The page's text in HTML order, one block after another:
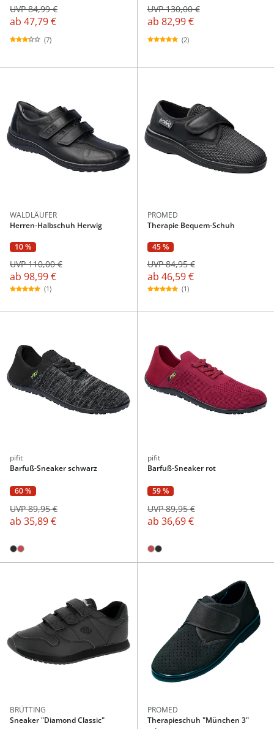
ab 47,79 €
UVP 84,99 €
(7)
ab 82,99 €
UVP 130,00 €
(2)
WALDLÄUFER
Herren-Halbschuh Herwig
10 %
ab 98,99 €
UVP 110,00 €
(1)
PROMED
Therapie Bequem-Schuh
45 %
ab 46,59 €
UVP 84,95 €
(1)
pifit
Barfuß-Sneaker schwarz
60 %
ab 35,89 €
UVP 89,95 €
pifit
Barfuß-Sneaker rot
59 %
ab 36,69 €
UVP 89,95 €
BRÜTTING
Sneaker "Diamond Classic"
PROMED
Therapieschuh "München 3"